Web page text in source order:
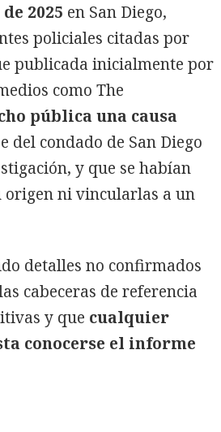
2025 en San Diego,
policiales citadas por
publicada inicialmente por
como The
pública una causa
del condado de San Diego
y que se habían
origen ni vincularlas a un
detalles no confirmados
cabeceras de referencia
y que cualquier
conocerse el informe